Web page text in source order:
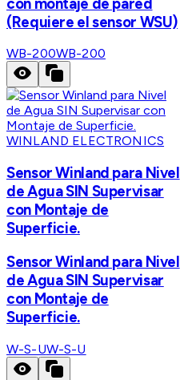
(Requiere el sensor WSU)
WB-200WB-200
WINLAND ELECTRONICS
Sensor Winland para Nivel
de Agua SIN Supervisar
con Montaje de
Superficie.
Sensor Winland para Nivel
de Agua SIN Supervisar
con Montaje de
Superficie.
W-S-UW-S-U